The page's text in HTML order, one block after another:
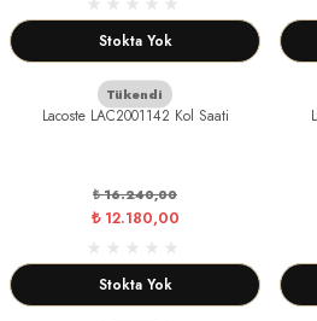
Stokta Yok
Tükendi
Lacoste LAC2001142 Kol Saati
₺ 16.240,00
₺ 12.180,00
Stokta Yok